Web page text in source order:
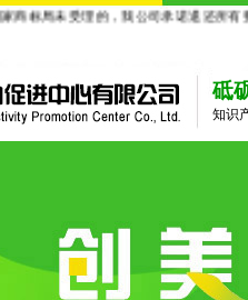
标局未受理的，我公司承诺退还所有费
砥
知识